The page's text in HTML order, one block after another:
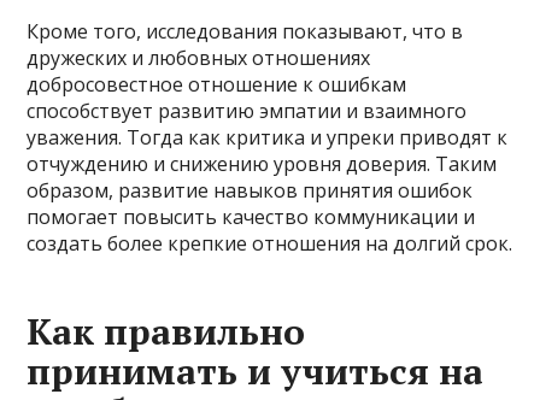
Кроме того, исследования показывают, что в
дружеских и любовных отношениях
добросовестное отношение к ошибкам
способствует развитию эмпатии и взаимного
уважения. Тогда как критика и упреки приводят к
отчуждению и снижению уровня доверия. Таким
образом, развитие навыков принятия ошибок
помогает повысить качество коммуникации и
создать более крепкие отношения на долгий срок.
Как правильно
принимать и учиться на